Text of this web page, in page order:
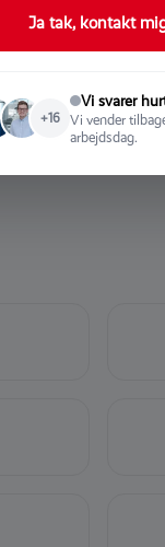
Ja tak, kontakt
+16
Vi svarer
Vi vender
arbejdsdag.